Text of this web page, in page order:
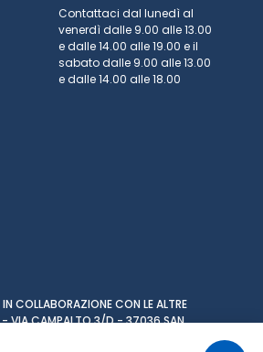
Contattaci dal lunedì al
venerdì dalle 9.00 alle 13.00
e dalle 14.00 alle 19.00 e il
sabato dalle 9.00 alle 13.00
e dalle 14.00 alle 18.00
COLLABORAZIONE CON LE ALTRE
- VIA CAMPALTO 3/D - 37036 SAN
(VR) - FAX +39 045 8782333 - PARTITA